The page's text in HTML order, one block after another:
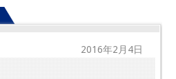
2016年2月4日